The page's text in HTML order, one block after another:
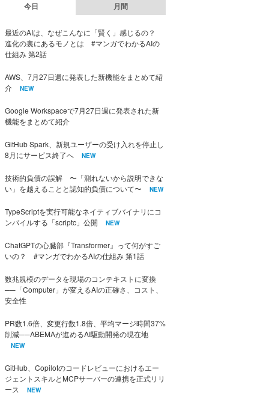
今日 月間
最近のAIは、なぜこんなに「賢く」感じるの？
進化の裏にあるモノとは #マンガでわかるAIの
仕組み 第2話
AWS、7月27日週に発表した新機能をまとめて紹
介
NEW
Google Workspaceで7月27日週に発表された新
機能をまとめて紹介
GitHub Spark、新規ユーザーの受け入れを停止し
8月にサービス終了へ
NEW
技術的負債の誤解 〜「測れないから説明できな
い」を越えることと認知的負債について〜
NEW
TypeScriptを実行可能なネイティブバイナリにコ
ンパイルする「scriptc」公開
NEW
ChatGPTの心臓部『Transformer』って何がすご
いの？ #マンガでわかるAIの仕組み 第1話
数兆規模のデータを現場のコンテキストに変換
──「Computer」が変えるAIの正確さ、コスト、
安全性
PR数1.6倍、変更行数1.8倍、平均マージ時間37%
削減──ABEMAが進めるAI駆動開発の現在地
NEW
GitHub、Copilotのコードレビューにおけるエー
ジェントスキルとMCPサーバーの連携を正式リリ
ース
NEW